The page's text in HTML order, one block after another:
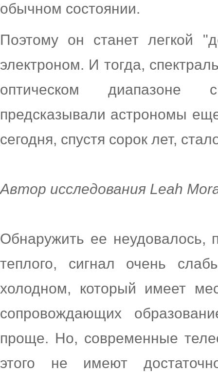
обычном состоянии.
Поэтому он станет легкой
электроном. И тогда,
оптическом диапазоне
предсказывали астрономы
сегодня, спустя сорок лет,
Автор исследования Leah
Обнаружить ее неудовалось,
теплого, сигнал очень
холодном, который имеет
сопровождающих
проще. Но, современные
этого не имеют